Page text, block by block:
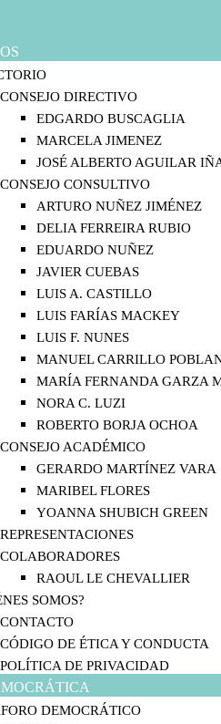
CONSEJO DIRECTIVO
EDGARDO BUSCAGLIA
MARCELA JIMENEZ
JOSÉ ALBERTO AGUILAR
CONSEJO CONSULTIVO
ARTURO NUÑEZ JIMÉNEZ
DELIA FERREIRA RUBIO
EDUARDO NUÑEZ
JAVIER CUEBAS
LUIS A. CASTILLO
LUIS FARÍAS MACKEY
LUIS F. NUNES
MANUEL CARRILLO
MARÍA FERNANDA GARZA
NORA C. LUZI
ROBERTO BORJA OCHOA
CONSEJO ACADÉMICO
GERARDO MARTÍNEZ VARA
MARIBEL FLORES
YOANNA SHUBICH GREEN
REPRESENTACIONES
COLABORADORES
RAOUL LE CHEVALLIER
SOMOS?
CONTACTO
CÓDIGO DE ÉTICA Y CONDUCTA
POLÍTICA DE PRIVACIDAD
DEMOCRÁTICO